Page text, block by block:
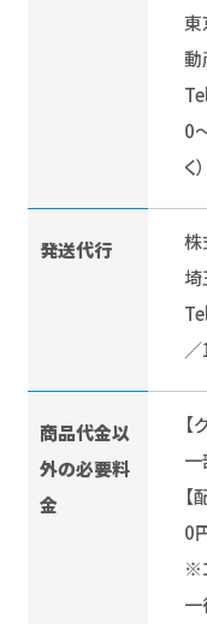
動
0
く）
発送代行
株
／
商品代金以
外の必要料
金
一
0
※
一